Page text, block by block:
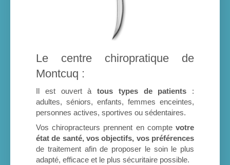
Le centre chiropratique de
Montcuq :
Il est ouvert à tous types de patients :
adultes, séniors, enfants, femmes enceintes,
personnes actives, sportives ou sédentaires.
Vos chiropracteurs prennent en compte votre
état de santé, vos objectifs, vos préférences
de traitement afin de proposer le soin le plus
adapté, efficace et le plus sécuritaire possible.